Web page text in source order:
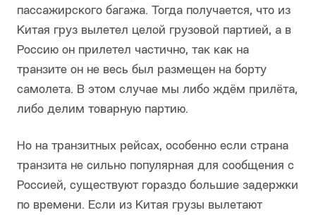
пассажирского багажа. Тогда получается, что из
Китая груз вылетел целой грузовой партией, а в
Россию он прилетел частично, так как на
транзите он не весь был размещен на борту
самолета. В этом случае мы либо ждём прилёта,
либо делим товарную партию.
Но на транзитных рейсах, особенно если страна
транзита не сильно популярная для сообщения с
Россией, существуют гораздо большие задержки
по времени. Если из Китая грузы вылетают